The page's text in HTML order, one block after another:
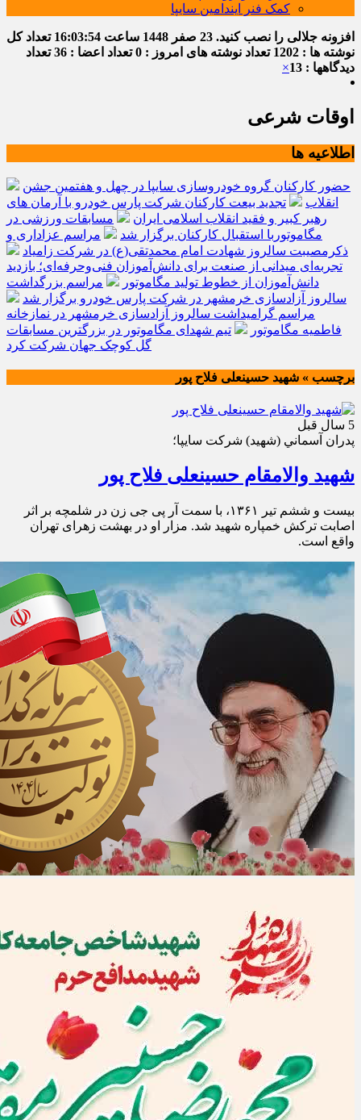
کمک فنر ایندامین سایپا
افزونه جلالی را نصب کنید. 23 صفر 1448 ساعت 16:03:55 تعداد کل
نوشته ها : 1202
تعداد نوشته های امروز : 0 تعداد اعضا : 36
تعداد
دیدگاهها : 13
×
اوقات شرعی
اطلاعیه ها
حضور کارکنان گروه خودروسازی سایپا در چهل و هفتمین جشن
انقلاب
تجدید بیعت کارکنان شرکت پارس خودرو با آرمان های
رهبر کبیر و فقید انقلاب اسلامی ایران
مسابقات ورزشی در
مگاموتوربا استقبال کارکنان برگزار شد
مراسم عزاداری و
ذکرمصیبت سالروز شهادت امام محمدتقی(ع) در شرکت زامیاد
تجربه‌ای میدانی از صنعت برای دانش‌آموزان فنی‌وحرفه‌ای؛ بازدید
دانش‌آموزان از خطوط تولید مگاموتور
مراسم بزرگداشت
سالروز آزادسازی خرمشهر در شرکت پارس خودرو برگزار شد
مراسم گرامیداشت سالروز آزادسازی خرمشهر در نمازخانه
فاطمیه مگاموتور
تیم شهدای مگاموتور در بزرگترین مسابقات
گل کوچک جهان شرکت کرد
برچسب » شهید حسینعلی فلاح پور
5 سال قبل
پدران آسماني (شهيد) شركت سايپا؛
شهید والامقام حسینعلی فلاح پور
بیست و ششم تیر ۱۳۶۱، با سمت آر پی جی زن در شلمچه بر اثر
اصابت ترکش خمپاره شهید شد. مزار او در بهشت زهرای تهران
واقع است.